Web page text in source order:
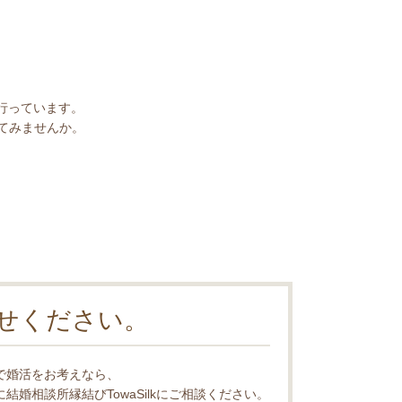
ています。
ませんか。
ください。
婚活をお考えなら、
結婚相談所縁結びTowaSilkにご相談ください。